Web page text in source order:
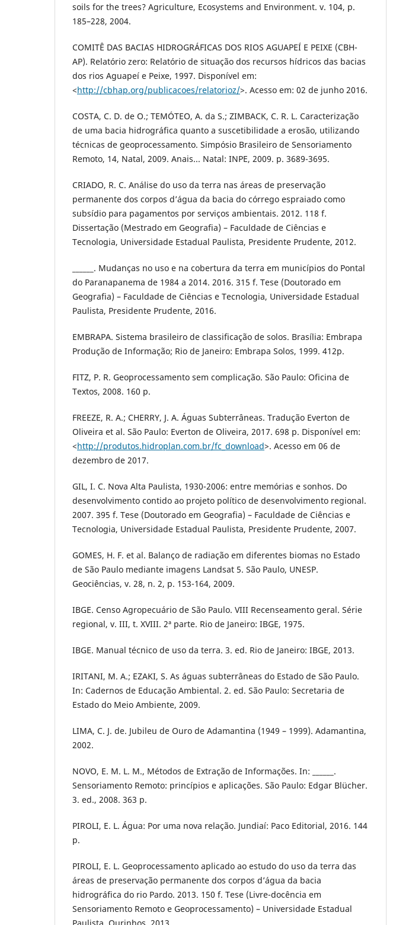
soils for the trees? Agriculture, Ecosystems and Environment. v. 104, p.
185–228, 2004.
COMITÊ DAS BACIAS HIDROGRÁFICAS DOS RIOS AGUAPEÍ E PEIXE (CBH-
AP). Relatório zero: Relatório de situação dos recursos hídricos das bacias
dos rios Aguapeí e Peixe, 1997. Disponível em:
<http://cbhap.org/publicacoes/relatorioz/>. Acesso em: 02 de junho 2016.
COSTA, C. D. de O.; TEMÓTEO, A. da S.; ZIMBACK, C. R. L. Caracterização
de uma bacia hidrográfica quanto a suscetibilidade a erosão, utilizando
técnicas de geoprocessamento. Simpósio Brasileiro de Sensoriamento
Remoto, 14, Natal, 2009. Anais... Natal: INPE, 2009. p. 3689-3695.
CRIADO, R. C. Análise do uso da terra nas áreas de preservação
permanente dos corpos d’água da bacia do córrego espraiado como
subsídio para pagamentos por serviços ambientais. 2012. 118 f.
Dissertação (Mestrado em Geografia) – Faculdade de Ciências e
Tecnologia, Universidade Estadual Paulista, Presidente Prudente, 2012.
______. Mudanças no uso e na cobertura da terra em municípios do Pontal
do Paranapanema de 1984 a 2014. 2016. 315 f. Tese (Doutorado em
Geografia) – Faculdade de Ciências e Tecnologia, Universidade Estadual
Paulista, Presidente Prudente, 2016.
EMBRAPA. Sistema brasileiro de classificação de solos. Brasília: Embrapa
Produção de Informação; Rio de Janeiro: Embrapa Solos, 1999. 412p.
FITZ, P. R. Geoprocessamento sem complicação. São Paulo: Oficina de
Textos, 2008. 160 p.
FREEZE, R. A.; CHERRY, J. A. Águas Subterrâneas. Tradução Everton de
Oliveira et al. São Paulo: Everton de Oliveira, 2017. 698 p. Disponível em:
<http://produtos.hidroplan.com.br/fc_download>. Acesso em 06 de
dezembro de 2017.
GIL, I. C. Nova Alta Paulista, 1930-2006: entre memórias e sonhos. Do
desenvolvimento contido ao projeto político de desenvolvimento regional.
2007. 395 f. Tese (Doutorado em Geografia) – Faculdade de Ciências e
Tecnologia, Universidade Estadual Paulista, Presidente Prudente, 2007.
GOMES, H. F. et al. Balanço de radiação em diferentes biomas no Estado
de São Paulo mediante imagens Landsat 5. São Paulo, UNESP.
Geociências, v. 28, n. 2, p. 153-164, 2009.
IBGE. Censo Agropecuário de São Paulo. VIII Recenseamento geral. Série
regional, v. III, t. XVIII. 2ª parte. Rio de Janeiro: IBGE, 1975.
IBGE. Manual técnico de uso da terra. 3. ed. Rio de Janeiro: IBGE, 2013.
IRITANI, M. A.; EZAKI, S. As águas subterrâneas do Estado de São Paulo.
In: Cadernos de Educação Ambiental. 2. ed. São Paulo: Secretaria de
Estado do Meio Ambiente, 2009.
LIMA, C. J. de. Jubileu de Ouro de Adamantina (1949 – 1999). Adamantina,
2002.
NOVO, E. M. L. M., Métodos de Extração de Informações. In: ______.
Sensoriamento Remoto: princípios e aplicações. São Paulo: Edgar Blücher.
3. ed., 2008. 363 p.
PIROLI, E. L. Água: Por uma nova relação. Jundiaí: Paco Editorial, 2016. 144
p.
PIROLI, E. L. Geoprocessamento aplicado ao estudo do uso da terra das
áreas de preservação permanente dos corpos d’água da bacia
hidrográfica do rio Pardo. 2013. 150 f. Tese (Livre-docência em
Sensoriamento Remoto e Geoprocessamento) – Universidade Estadual